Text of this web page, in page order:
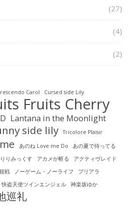
(27)
(4)
(2)
Carol Cursed side Lily
Fruits Cherry
Lantana in the Moonlight
side lily
Tricolore Plaisir
あのね Love me Do
あの夏で待ってる
りみっくす アカメが斬る
アクティヴレイド
戦 ノーゲーム・ノーライフ プリアラ
快盗天使ツインエンジェル
神楽坂ゆか
巡礼